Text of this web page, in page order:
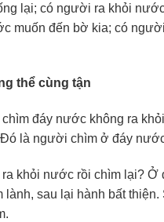
lại; có người ra khỏi
muốn đến bờ kia; có
thể cùng tận
đáy nước không ra
Đó là người chìm ở đáy
khỏi nước rồi chìm lại? Ở
lành, sau lại hành bất